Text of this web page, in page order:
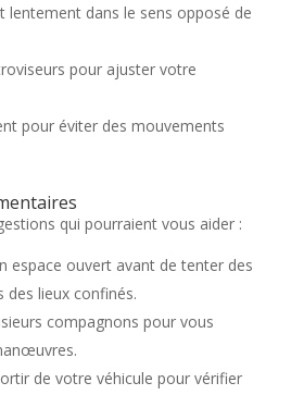
lentement dans le sens opposé de
pour ajuster votre
pour éviter des mouvements
qui pourraient vous aider :
espace ouvert avant de tenter des
lieux confinés.
compagnons pour vous
de votre véhicule pour vérifier